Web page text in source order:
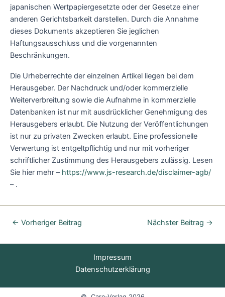
japanischen Wertpapiergesetzte oder der Gesetze einer
anderen Gerichtsbarkeit darstellen. Durch die Annahme
dieses Dokuments akzeptieren Sie jeglichen
Haftungsausschluss und die vorgenannten
Beschränkungen.
Die Urheberrechte der einzelnen Artikel liegen bei dem
Herausgeber. Der Nachdruck und/oder kommerzielle
Weiterverbreitung sowie die Aufnahme in kommerzielle
Datenbanken ist nur mit ausdrücklicher Genehmigung des
Herausgebers erlaubt. Die Nutzung der Veröffentlichungen
ist nur zu privaten Zwecken erlaubt. Eine professionelle
Verwertung ist entgeltpflichtig und nur mit vorheriger
schriftlicher Zustimmung des Herausgebers zulässig. Lesen
Sie hier mehr – https://www.js-research.de/disclaimer-agb/
– .
← Vorheriger Beitrag Nächster Beitrag →
Impressum
Datenschutzerklärung